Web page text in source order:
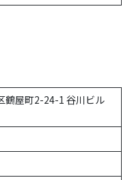
鶴屋町2-24-1 谷川ビル